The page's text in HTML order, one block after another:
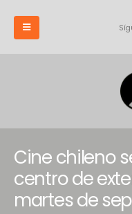
Cine chileno
centro de
martes de